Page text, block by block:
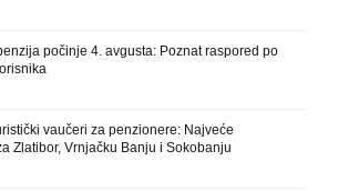
počinje 4. avgusta: Poznat raspored po
vaučeri za penzionere: Najveće
Zlatibor, Vrnjačku Banju i Sokobanju